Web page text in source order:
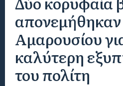
Αμαρουσίου
καλύτερη
του πολίτη